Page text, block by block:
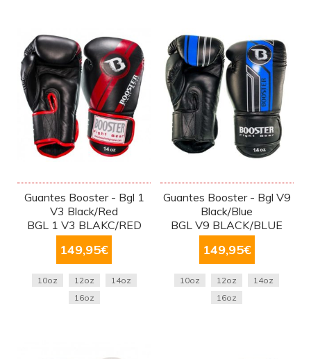
Guantes Booster - Bgl 1
V3 Black/Red
BGL 1 V3 BLAKC/RED
149,95€
10oz 12oz
14oz
16oz
Guantes Booster - Bgl V9
Black/Blue
BGL V9 BLACK/BLUE
149,95€
10oz 12oz
14oz
16oz